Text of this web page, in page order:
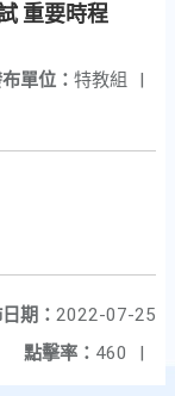
重要時程
單位： 特教組 |
期： 2022-07-25
點擊率： 460 |